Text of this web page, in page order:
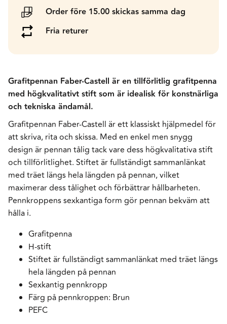
Order före 15.00 skickas samma dag
Fria returer
Grafitpennan Faber-Castell är en tillförlitlig grafitpenna
med högkvalitativt stift som är idealisk för konstnärliga
och tekniska ändamål.
Grafitpennan Faber-Castell är ett klassiskt hjälpmedel för
att skriva, rita och skissa. Med en enkel men snygg
design är pennan tålig tack vare dess högkvalitativa stift
och tillförlitlighet. Stiftet är fullständigt sammanlänkat
med träet längs hela längden på pennan, vilket
maximerar dess tålighet och förbättrar hållbarheten.
Pennkroppens sexkantiga form gör pennan bekväm att
hålla i.
Grafitpenna
H-stift
Stiftet är fullständigt sammanlänkat med träet längs
hela längden på pennan
Sexkantig pennkropp
Färg på pennkroppen: Brun
PEFC